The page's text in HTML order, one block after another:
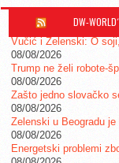
DW-
Vučić i Zelenski: O
08/08/2026
Trump ne želi robote-
08/08/2026
Zašto jedno slovačko
08/08/2026
Zelenski u Beogradu
08/08/2026
Energetski problemi